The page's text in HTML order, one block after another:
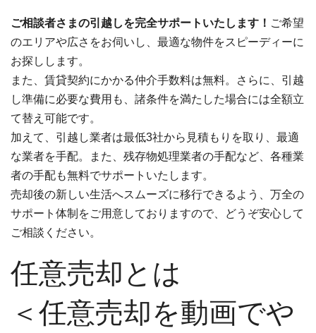
ご相談者さまの引越しを完全サポートいたします！ ご希望
のエリアや広さをお伺いし、最適な物件をスピーディーに
お探しします。
また、賃貸契約にかかる仲介手数料は無料。さらに、引越
し準備に必要な費用も、諸条件を満たした場合には全額立
て替え可能です。
加えて、引越し業者は最低3社から見積もりを取り、最適
な業者を手配。また、残存物処理業者の手配など、各種業
者の手配も無料でサポートいたします。
売却後の新しい生活へスムーズに移行できるよう、万全の
サポート体制をご用意しておりますので、どうぞ安心して
ご相談ください。
任意売却とは
＜任意売却を動画でや